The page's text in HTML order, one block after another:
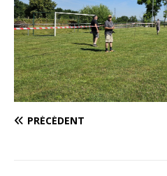
PRÉCÉDENT